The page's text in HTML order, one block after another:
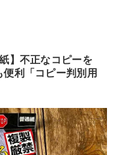
】不正なコピーを
利「コピー判別用